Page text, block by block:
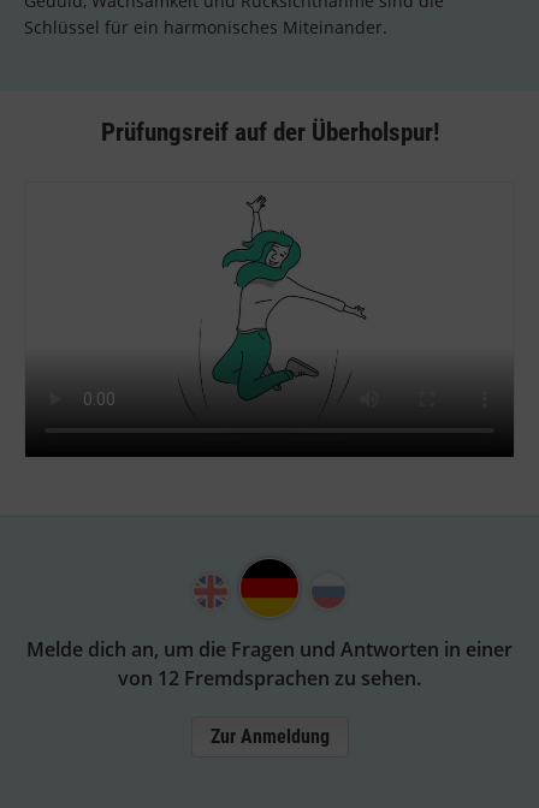
Schlüssel für ein harmonisches Miteinander.
Prüfungsreif auf der Überholspur!
Melde dich an, um die Fragen und Antworten in einer
von 12 Fremdsprachen zu sehen.
Zur Anmeldung